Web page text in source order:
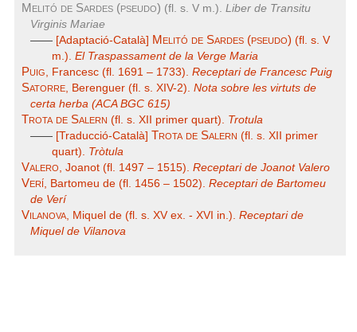
Melitó de Sardes (pseudo) (fl. s. V m.). Liber de Transitu
Virginis Mariae
—— [Adaptació-Català] Melitó de Sardes (pseudo) (fl. s. V
m.). El Traspassament de la Verge Maria
Puig, Francesc (fl. 1691 – 1733). Receptari de Francesc Puig
Satorre, Berenguer (fl. s. XIV-2). Nota sobre les virtuts de
certa herba (ACA BGC 615)
Trota de Salern (fl. s. XII primer quart). Trotula
—— [Traducció-Català] Trota de Salern (fl. s. XII primer
quart). Tròtula
Valero, Joanot (fl. 1497 – 1515). Receptari de Joanot Valero
Verí, Bartomeu de (fl. 1456 – 1502). Receptari de Bartomeu
de Verí
Vilanova, Miquel de (fl. s. XV ex. - XVI in.). Receptari de
Miquel de Vilanova